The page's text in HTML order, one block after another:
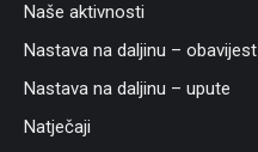
Naše aktivnosti
Nastava na daljinu – obavijest
Nastava na daljinu – upute
Natječaji